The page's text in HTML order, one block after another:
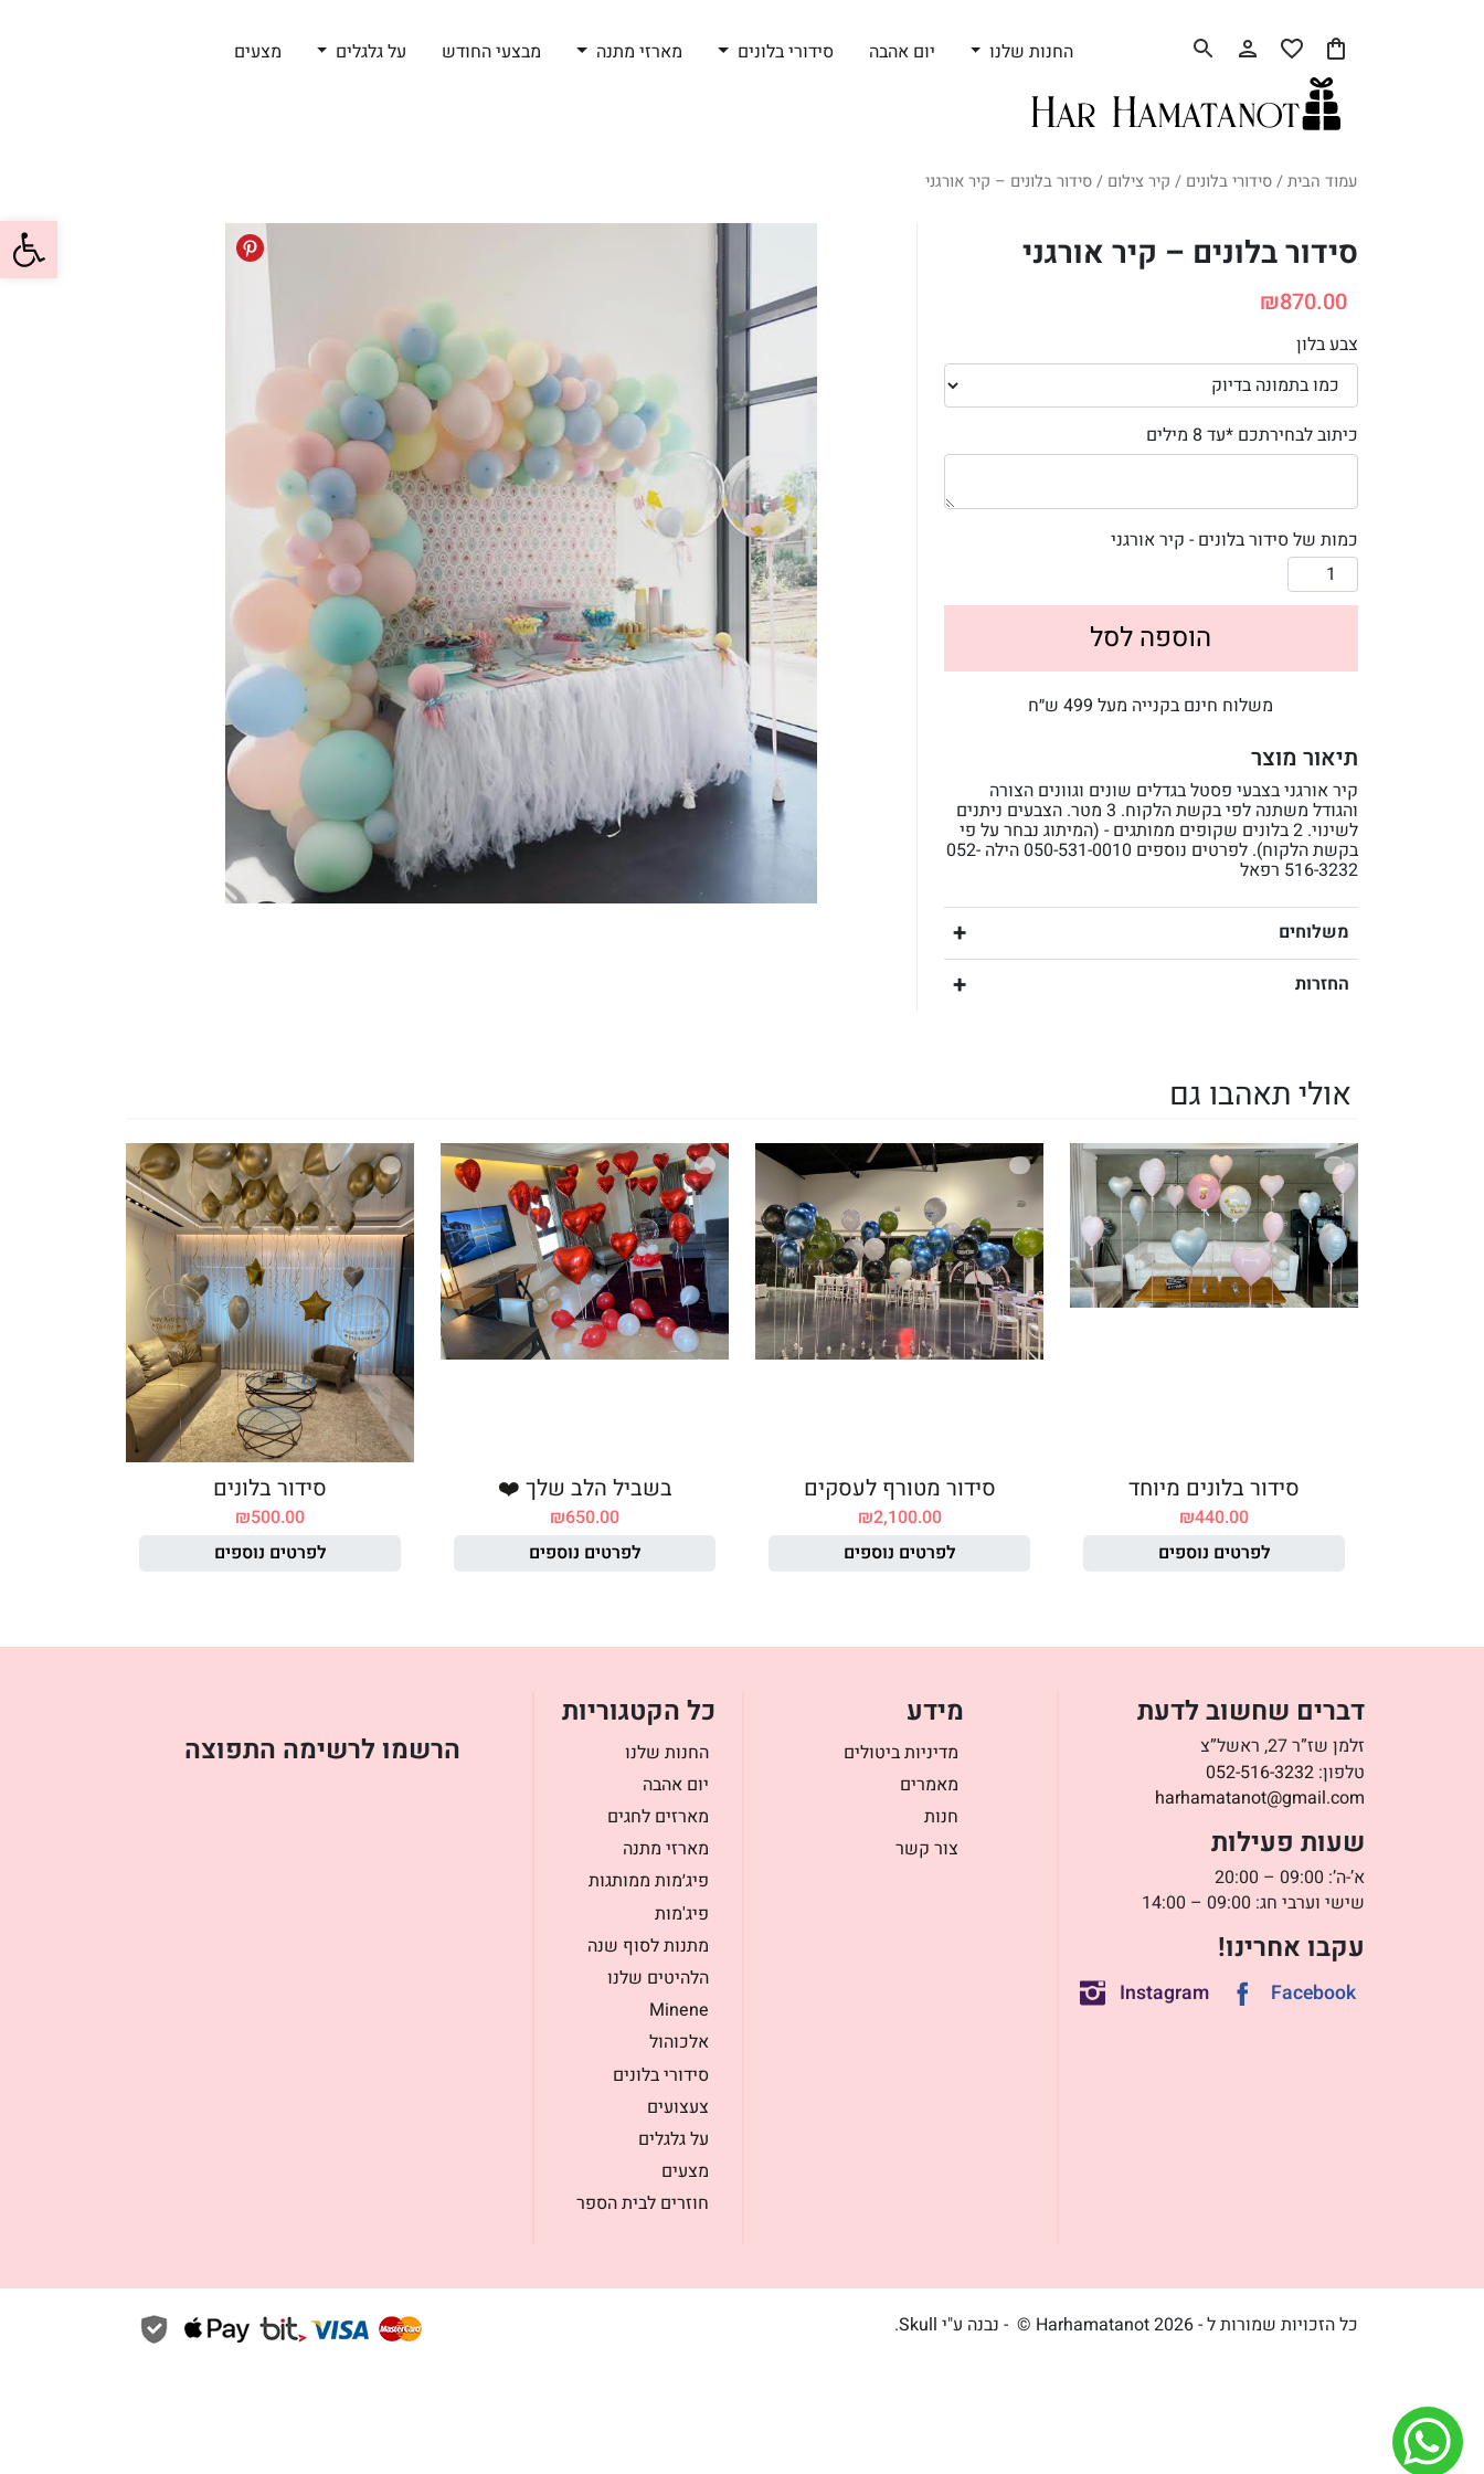
פתח
החנות שלנו יום אהבה סידורי בלונים מארזי מתנה מבצעי החודש על גלגלים מצעים
עמוד הבית/סידורי בלונים / קיר צילום / סידור בלונים – קיר אורגני
סידור בלונים – קיר אורגני
₪870.00
צבע בלון
כיתוב לבחירתכם *עד 8 מילים
כמות של סידור בלונים - קיר אורגני
הוספה לסל
משלוח חינם בקנייה מעל 499 ש״ח
תיאור מוצר
קיר אורגני בצבעי פסטל בגדלים שונים וגוונים הצורה
והגודל משתנה לפי בקשת הלקוח. 3 מטר. הצבעים ניתנים
לשינוי. 2 בלונים שקופים ממותגים - (המיתוג נבחר על פי
בקשת הלקוח). לפרטים נוספים 050-531-0010 הילה 052-
516-3232 רפאל
משלוחים
החזרות
אולי תאהבו גם
סידור בלונים מיוחד
₪440.00
לפרטים נוספים
סידור מטורף לעסקים
₪2,100.00
לפרטים נוספים
בשביל הלב שלך ❤️
₪650.00
לפרטים נוספים
סידור בלונים
₪500.00
לפרטים נוספים
דברים שחשוב לדעת
זלמן שז”ר 27, ראשל”צ
טלפון: 052-516-3232
harhamatanot@gmail.com
שעות פעילות
א’-ה’: 09:00 – 20:00
שישי וערבי חג: 09:00 – 14:00
עקבו אחרינו!
Facebook
Instagram
מידע
מדיניות ביטולים
מאמרים
חנות
צור קשר
כל הקטגוריות
החנות שלנו
יום אהבה
מארזים לחגים
מארזי מתנה
פיג׳מות ממותגות
פיג'מות
מתנות לסוף שנה
הלהיטים שלנו
Minene
אלכוהול
סידורי בלונים
צעצועים
על גלגלים
מצעים
חוזרים לבית הספר
הרשמו לרשימה התפוצה
כל הזכויות שמורות ל - Harhamatanot 2026 © - נבנה ע"י Skull
.